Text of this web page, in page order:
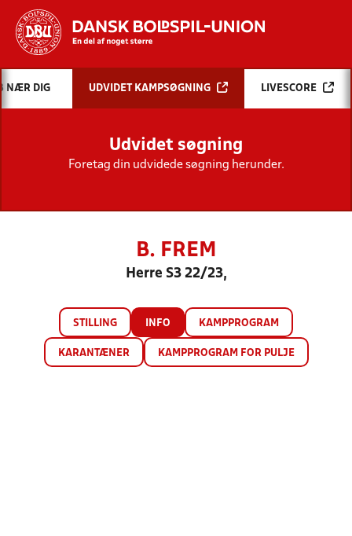
Hvad vil du søge efter?
INDHOLD OG NYHEDER
STILLINGER, RESULTATER, KLUBBER OG
HOLD
NÆR DIG UDVIDET KAMPSØGNING LIVESCORE
Udvidet søgning
Foretag din udvidede søgning herunder.
B. FREM
Herre S3 22/23,
STILLING INFO KAMPPROGRAM
KARANTÆNER KAMPPROGRAM FOR PULJE